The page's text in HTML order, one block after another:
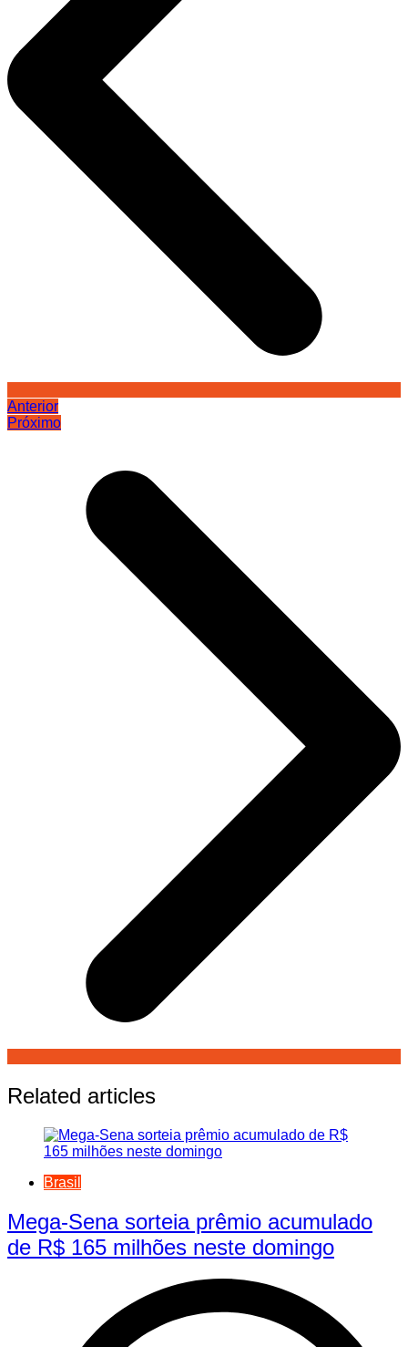
Anterior
Próximo
Related articles
Brasil
Mega-Sena sorteia prêmio acumulado
de R$ 165 milhões neste domingo